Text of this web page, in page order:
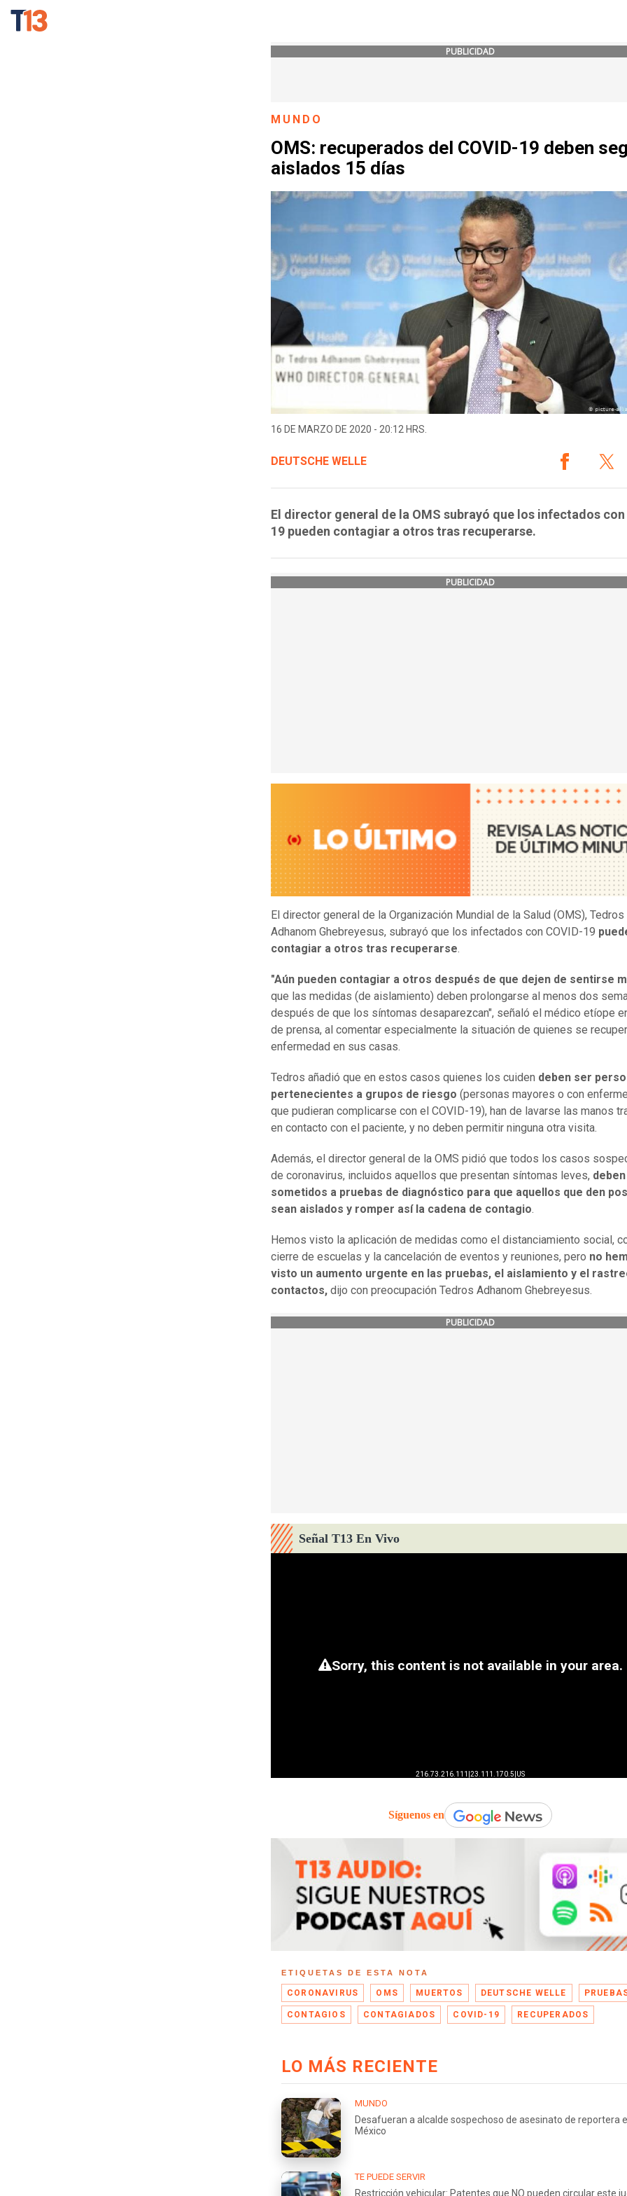
PUBLICIDAD
MUNDO
OMS: recuperados del COVID-19 deben
aislados 15 días
16 DE MARZO DE 2020 - 20:12 HRS.
DEUTSCHE WELLE
El director general de la OMS subrayó que los infectados con
19 pueden contagiar a otros tras recuperarse.
PUBLICIDAD
El director general de la Organización Mundial de la Salud (OMS), Tedros
Adhanom Ghebreyesus, subrayó que los infectados con COVID-19
contagiar a otros tras recuperarse.
"Aún pueden contagiar a otros después de que dejen de sentirse
que las medidas (de aislamiento) deben prolongarse al menos dos
después de que los síntomas desaparezcan", señaló el médico etíope
de prensa, al comentar especialmente la situación de quienes se
enfermedad en sus casas.
Tedros añadió que en estos casos quienes los cuiden deben ser
pertenecientes a grupos de riesgo (personas mayores o con
que pudieran complicarse con el COVID-19), han de lavarse las manos
en contacto con el paciente, y no deben permitir ninguna otra visita.
Además, el director general de la OMS pidió que todos los casos
de coronavirus, incluidos aquellos que presentan síntomas leves,
sometidos a pruebas de diagnóstico para que aquellos que den
sean aislados y romper así la cadena de contagio.
Hemos visto la aplicación de medidas como el distanciamiento social,
cierre de escuelas y la cancelación de eventos y reuniones, pero no
visto un aumento urgente en las pruebas, el aislamiento y el
contactos, dijo con preocupación Tedros Adhanom Ghebreyesus.
PUBLICIDAD
Señal T13 En Vivo
Síguenos en
ETIQUETAS DE ESTA NOTA
CORONAVIRUS OMS MUERTOS DEUTSCHE WELLE
CONTAGIOS CONTAGIADOS COVID-19 RECUPERADOS
LO MÁS RECIENTE
MUNDO
Desafueran a alcalde sospechoso de asesinato de reportera
México
TE PUEDE SERVIR
Restricción vehicular: Patentes que NO pueden circular este